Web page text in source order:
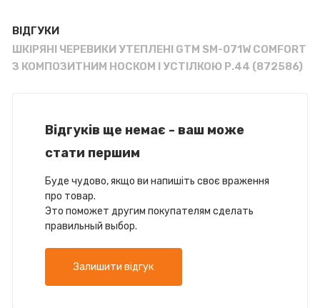
ВІДГУКИ
ШКІРЯНІ ЧЕРЕВИКИ УТЕПЛЕНІ GTM SM-071W COMFORT
З КОМПОЗИТНИМ НОСКОМ І УСТІЛКОЮ Р.44 (872586)
Відгуків ще немає - ваш може
стати першим
Буде чудово, якщо ви напишіть своє враження
про товар.
Это поможет другим покупателям сделать
правильный выбор.
Залишити відгук